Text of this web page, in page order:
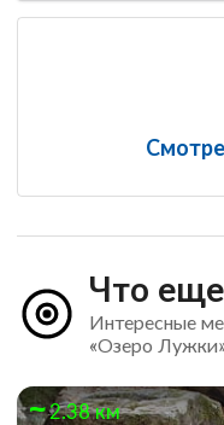
Что
Интересные
«Озеро
2.38 км